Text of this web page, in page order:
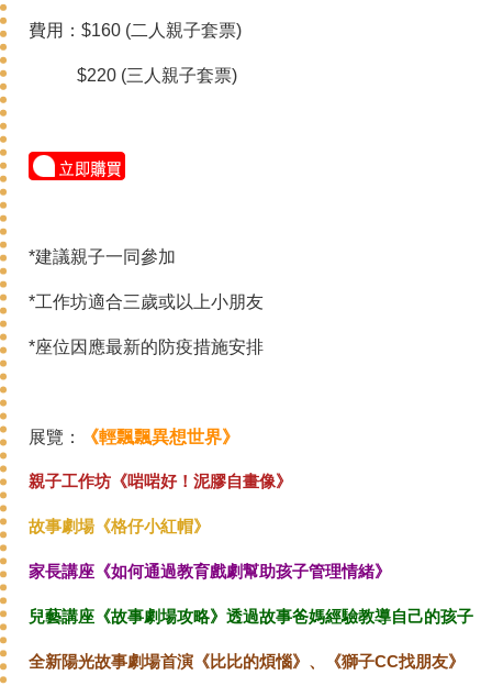
費用：$160 (二人親子套票)
$220 (三人親子套票)
*建議親子一同參加
*工作坊適合三歲或以上小朋友
*座位因應最新的防疫措施安排
展覽： 《輕飄飄異想世界》
親子工作坊《啱啱好！泥膠自畫像》
故事劇場《格仔小紅帽》
家長講座《如何通過教育戲劇幫助孩子管理情緒》
兒藝講座《故事劇場攻略》透過故事爸媽經驗教導自己的孩子
全新陽光故事劇場首演《比比的煩惱》、《獅子CC找朋友》